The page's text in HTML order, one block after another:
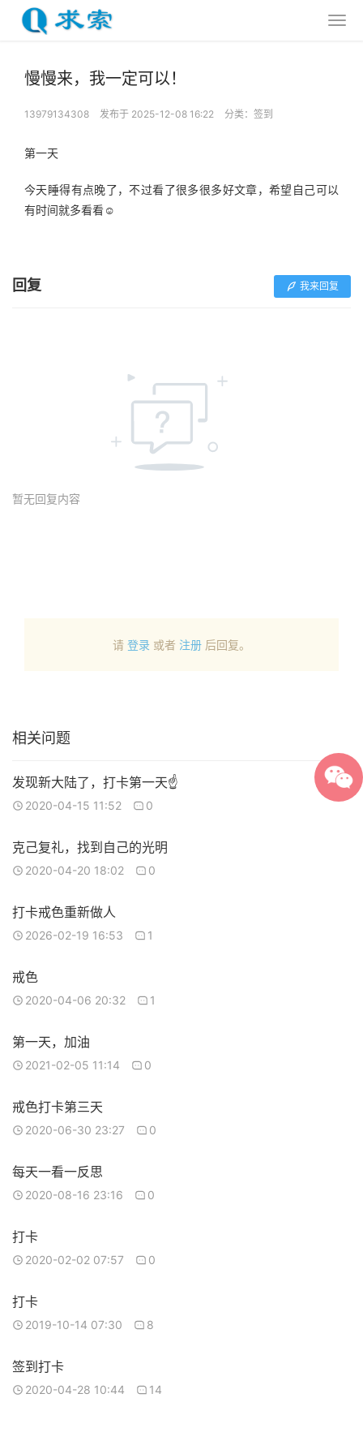
慢慢来，我一定可以！
13979134308 发布于 2025-12-08 16:22 分类： 签到
第一天
今天睡得有点晚了，不过看了很多很多好文章，希望自己可以
有时间就多看看☺️
回复 我来回复
暂无回复内容
请 登录 或者 注册 后回复。
相关问题
发现新大陆了，打卡第一天☝️
2020-04-15 11:52 0
克己复礼，找到自己的光明
2020-04-20 18:02 0
打卡戒色重新做人
2026-02-19 16:53 1
戒色
2020-04-06 20:32 1
第一天，加油
2021-02-05 11:14 0
戒色打卡第三天
2020-06-30 23:27 0
每天一看一反思
2020-08-16 23:16 0
打卡
2020-02-02 07:57 0
打卡
2019-10-14 07:30 8
签到打卡
2020-04-28 10:44 14